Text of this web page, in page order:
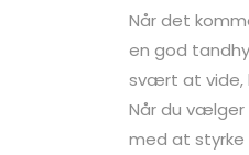
Når det
en god
svært at vide,
Når du
med at styrke